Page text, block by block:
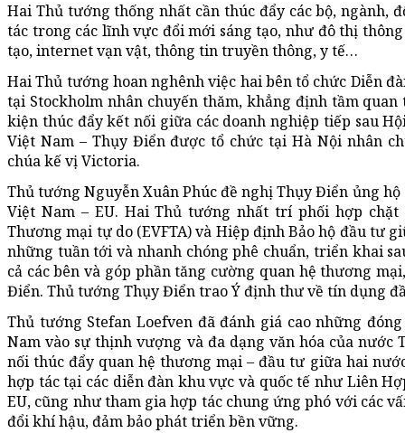
Hai Thủ tướng thống nhất cần thúc đẩy các bộ, ngành,
tác trong các lĩnh vực đổi mới sáng tạo, như đô thị
tạo, internet vạn vật, thông tin truyền thông, y tế…
Hai Thủ tướng hoan nghênh việc hai bên tổ chức Diễn
tại Stockholm nhân chuyến thăm, khẳng định tầm
kiện thúc đẩy kết nối giữa các doanh nghiệp tiếp sau
Việt Nam – Thụy Điển được tổ chức tại Hà Nội nhân
chúa kế vị Victoria.
Thủ tướng Nguyễn Xuân Phúc đề nghị Thụy Điển ủng
Việt Nam – EU. Hai Thủ tướng nhất trí phối hợp
Thương mại tự do (EVFTA) và Hiệp định Bảo hộ đầu tư
những tuần tới và nhanh chóng phê chuẩn, triển khai
cả các bên và góp phần tăng cường quan hệ thương
Điển. Thủ tướng Thụy Điển trao Ý định thư về tín dụng
Thủ tướng Stefan Loefven đã đánh giá cao những
Nam vào sự thịnh vượng và đa dạng văn hóa của
nối thúc đẩy quan hệ thương mại – đầu tư giữa hai
hợp tác tại các diễn đàn khu vực và quốc tế như Liên
EU, cũng như tham gia hợp tác chung ứng phó với các
đổi khí hậu, đảm bảo phát triển bền vững.